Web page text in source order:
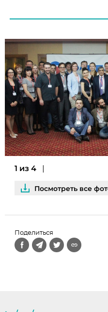
1 из 4
Посмотреть все
Поделиться